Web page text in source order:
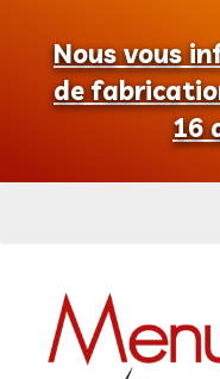
Nous vous
de
16